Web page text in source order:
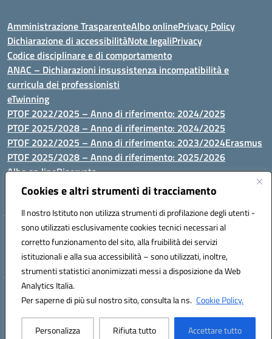
Cookies e altri strumenti di tracciamento
Il nostro Istituto non utilizza strumenti di profilazione degli utenti -
sono utilizzati esclusivamente cookies tecnici necessari al
corretto funzionamento del sito, alla fruibilità dei servizi
istituzionali e alla sua accessibilità – sono utilizzati, inoltre,
strumenti statistici anonimizzati messi a disposizione da Web
Analytics Italia.
Per saperne di più sul nostro sito, consulta la ns. Cookie Policy.
Personalizza Rifiuta tutto Accettare tutto
Amministrazione TrasparenteAlbo onlinePrivacy Policy
Dichiarazione di accessibilitàNote legaliPrivacy
Codice disciplinare e di comportamento
ANAC – Dichiarazioni insussistenza incompatibilità e
curricula dei professionisti
eTwinning
PTOF 2022/2025 – Anno di riferimento: 2024/2025
PTOF 2025/2028 – Anno di riferimento: 2024/2025
PTOF 2022/2025 – Anno di riferimento: 2023/2024Erasmus
PTOF 2025/2028 – Anno di riferimento: 2025/2026
Albo on lineRiservata
P.N. Dotazione di attrezzature per le palestre
Via Luna e Sole, 44 07100, Sassari - Tel 079293287 - Fax 0793764116
- Mail: ssvc010009@istruzione.it - PEC: ssvc010009@pec.istruzione.it
- C.F. / P.IVA Convitto 80000150906 - C.F. Scuole 92073300904
Hosting & Powered by 3D Solution S.r.l.
Concept & Design by Designers Italia